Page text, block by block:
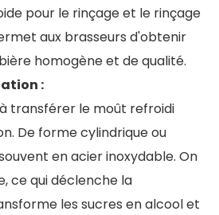
pour le rinçage et le rinçage
aux brasseurs d'obtenir
homogène et de qualité.
:
transférer le moût refroidi
De forme cylindrique ou
en acier inoxydable. On
ce qui déclenche la
les sucres en alcool et